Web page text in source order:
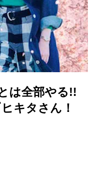
は全部やる!!
キタさん！